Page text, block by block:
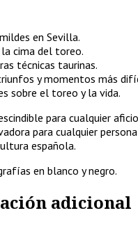
en Sevilla.
la cima del toreo.
técnicas taurinas.
y momentos más
sobre el toreo y la vida.
para cualquier
para cualquier
española.
en blanco y negro.
adicional